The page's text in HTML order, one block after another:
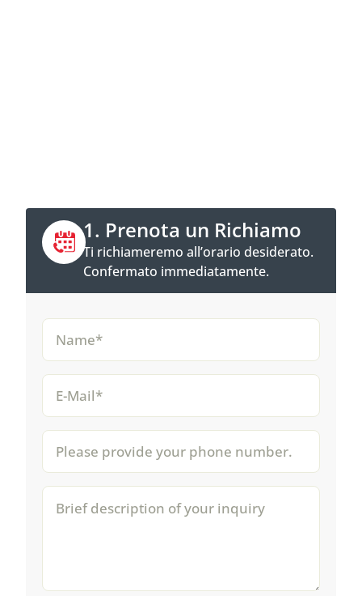
1. Prenota un Richiamo
Ti richiameremo all’orario desiderato.
Confermato immediatamente.